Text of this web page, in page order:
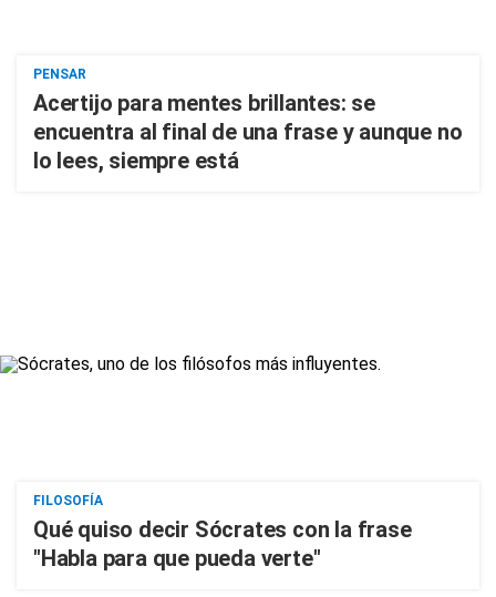
PENSAR
Acertijo para mentes brillantes: se
encuentra al final de una frase y aunque no
lo lees, siempre está
FILOSOFÍA
Qué quiso decir Sócrates con la frase
"Habla para que pueda verte"